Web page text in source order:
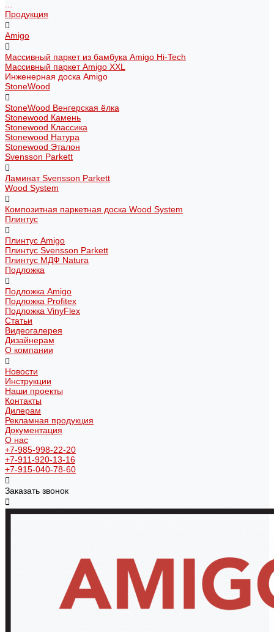
Продукция
Amigo
Массивный паркет из бамбука Amigo Hi-Tech
Массивный паркет Amigo XXL
Инженерная доска Amigo
StoneWood
StoneWood Венгерская ёлка
Stonewood Камень
Stonewood Классика
Stonewood Натура
Stonewood Эталон
Svensson Parkett
Ламинат Svensson Parkett
Wood System
Композитная паркетная доска Wood System
Плинтус
Плинтус Amigo
Плинтус Svensson Parkett
Плинтус МДФ Natura
Подложка
Подложка Amigo
Подложка Profitex
Подложка VinyFlex
Статьи
Видеогалерея
Дизайнерам
О компании
Новости
Инструкции
Наши проекты
Контакты
Дилерам
Рекламная продукция
Документация
О нас
+7-985-998-22-20
+7-911-920-13-16
+7-915-040-78-60
Заказать звонок